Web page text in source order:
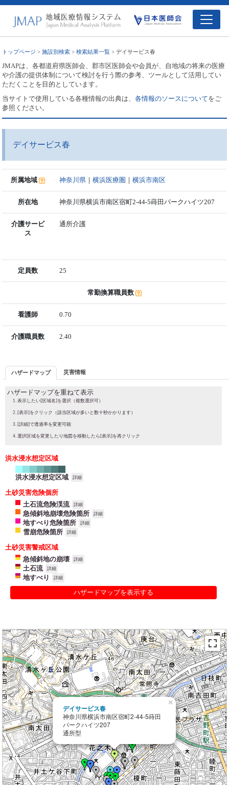
トップページ >施設別検索 >検索結果一覧 > デイサービス春
JMAPは、各都道府県医師会、郡市区医師会や会員が、自地域の将来の医療
や介護の提供体制について検討を行う際の参考、ツールとして活用してい
ただくことを目的としています。
当サイトで使用している各種情報の出典は、各情報のソースについてをご
参照ください。
デイサービス春
所属地域 神奈川県 ｜横浜医療圏 ｜横浜市南区
所在地 神奈川県横浜市南区宿町2-44-5蒔田パークハイツ207
介護サービ
ス
通所介護
定員数 25
常勤換算職員数
看護師 0.70
介護職員数 2.40
ハザードマップ 災害情報
ハザードマップを重ねて表示
表示したい[区域名]を選択（複数選択可）
[表示]をクリック（該当区域が多いと数十秒かかります）
[詳細]で透過率を変更可能
選択区域を変更したり地図を移動したら[表示]を再クリック
洪水浸水想定区域
洪水浸水想定区域 詳細
土砂災害危険個所
土石流危険渓流
詳細
急傾斜地崩壊危険箇所 詳細
地すべり危険箇所 詳細
雪崩危険箇所 詳細
土砂災害警戒区域
急傾斜地の崩壊
詳細
土石流 詳細
地すべり 詳細
ハザードマップを表示する
デイサービス春
神奈川県横浜市南区宿町2-44-5蒔田
パークハイツ207
通所型
×